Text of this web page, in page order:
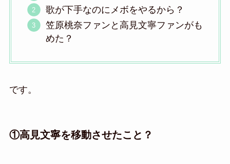
歌が下手なのにメボをやるから？
笠原桃奈ファンと高見文寧ファンがも
めた？
です。
①高見文寧を移動させたこと？